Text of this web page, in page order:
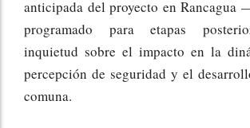
anticipada del proyecto en Rancagua
programado para etapas
inquietud sobre el impacto en la
percepción de seguridad y el
comuna.